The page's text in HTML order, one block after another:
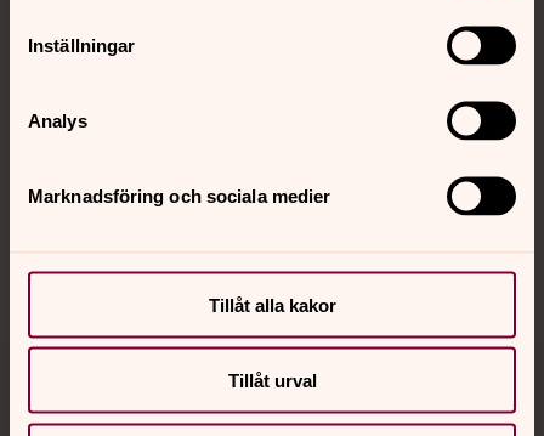
Inställningar
Analys
Marknadsföring och sociala medier
Tillåt alla kakor
Tillåt urval
Hitta snabbt
Sociala kanaler